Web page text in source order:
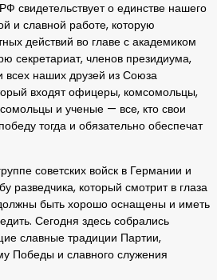
свидетельствует о единстве нашего
и славной работе, которую
действий во главе с академиком
секретариат, членов президиума,
всех наших друзей из Союза
входят офицеры, комсомольцы,
и ученые — все, кто свои
тогда и обязательно обеспечат
советских войск в Германии и
разведчика, который смотрит в глаза
быть хорошо оснащены и иметь
Сегодня здесь собрались
славные традиции Партии,
Победы и славного служения